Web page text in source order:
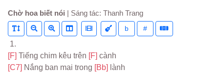
Chờ hoa biết nói | Sáng tác: Thanh Trang
b #
1.
[F] Tiếng chim kêu trên [F] cành
[C7] Nắng ban mai trong [Bb] lành